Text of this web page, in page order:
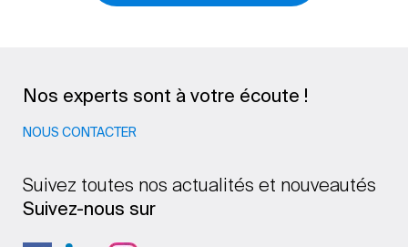
Nos experts sont à votre écoute !
NOUS CONTACTER
Suivez toutes nos actualités et nouveautés
Suivez-nous sur